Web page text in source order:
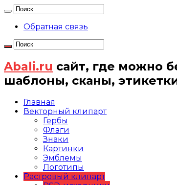
Обратная связь
Abali.ru сайт, где можно
шаблоны, сканы,
Главная
Векторный клипарт
Гербы
Флаги
Знаки
Картинки
Эмблемы
Логотипы
Растровый клипарт